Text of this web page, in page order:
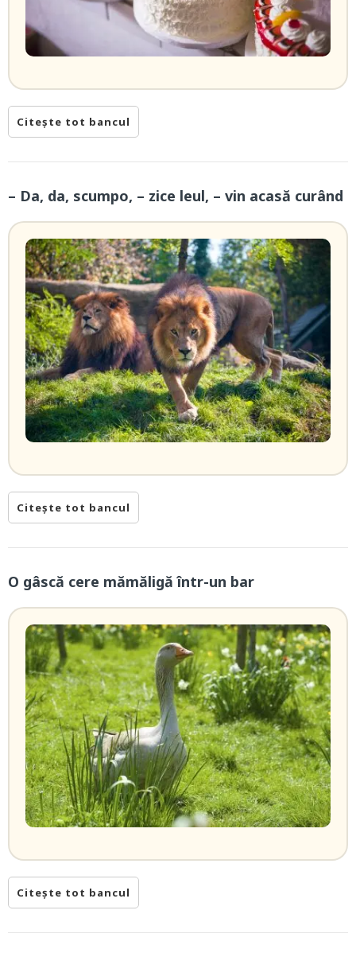
Citește tot bancul
– Da, da, scumpo, – zice leul, – vin acasă curând
Citește tot bancul
O gâscă cere mămăligă într-un bar
Citește tot bancul